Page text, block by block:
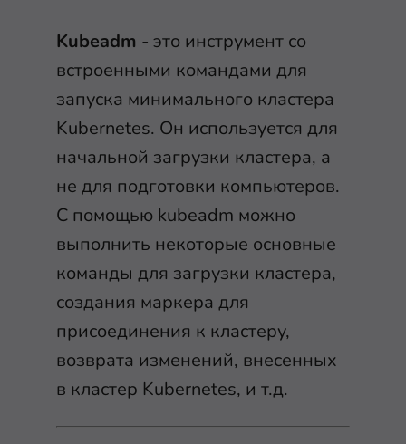
Kubeadm - это инструмент со
встроенными командами для
запуска минимального кластера
Kubernetes. Он используется для
начальной загрузки кластера, а
не для подготовки компьютеров.
С помощью kubeadm можно
выполнить некоторые основные
команды для загрузки кластера,
создания маркера для
присоединения к кластеру,
возврата изменений, внесенных
в кластер Kubernetes, и т.д.